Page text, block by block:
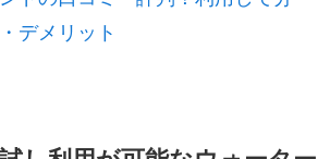
デメリット